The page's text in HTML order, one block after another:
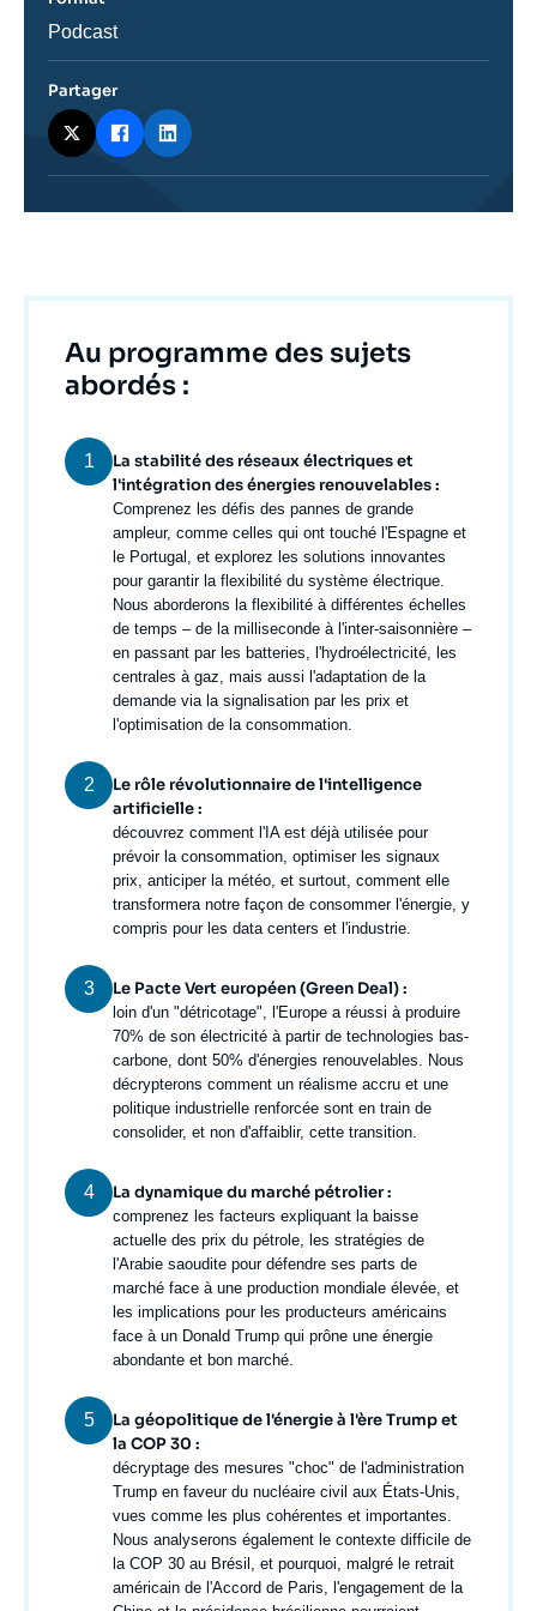
Titre
Au programme des sujets
abordés :
1
La stabilité des réseaux électriques et
l'intégration des énergies renouvelables :
Texte
courant
Comprenez les défis des pannes de grande
ampleur, comme celles qui ont touché l'Espagne et
le Portugal, et explorez les solutions innovantes
pour garantir la flexibilité du système électrique.
Nous aborderons la flexibilité à différentes échelles
de temps – de la milliseconde à l'inter-saisonnière –
en passant par les batteries, l'hydroélectricité, les
centrales à gaz, mais aussi l'adaptation de la
demande via la signalisation par les prix et
l'optimisation de la consommation.
2
Le rôle révolutionnaire de l'intelligence
artificielle :
Texte
courant
découvrez comment l'IA est déjà utilisée pour
prévoir la consommation, optimiser les signaux
prix, anticiper la météo, et surtout, comment elle
transformera notre façon de consommer l'énergie, y
compris pour les data centers et l'industrie.
3 Le Pacte Vert européen (Green Deal) :
Texte
courant
loin d'un "détricotage", l'Europe a réussi à produire
70% de son électricité à partir de technologies bas-
carbone, dont 50% d'énergies renouvelables. Nous
décrypterons comment un réalisme accru et une
politique industrielle renforcée sont en train de
consolider, et non d'affaiblir, cette transition.
4 La dynamique du marché pétrolier :
Texte
courant
comprenez les facteurs expliquant la baisse
actuelle des prix du pétrole, les stratégies de
l'Arabie saoudite pour défendre ses parts de
marché face à une production mondiale élevée, et
les implications pour les producteurs américains
face à un Donald Trump qui prône une énergie
abondante et bon marché.
5
La géopolitique de l'énergie à l'ère Trump et
la COP 30 :
Texte
courant
décryptage des mesures "choc" de l'administration
Trump en faveur du nucléaire civil aux États-Unis,
vues comme les plus cohérentes et importantes.
Nous analyserons également le contexte difficile de
la COP 30 au Brésil, et pourquoi, malgré le retrait
américain de l'Accord de Paris, l'engagement de la
ou
émission
Catégorie
Podcast
Partager